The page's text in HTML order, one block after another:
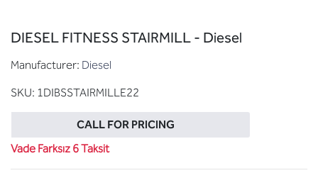
DIESEL FITNESS STAIRMILL - Diesel
Manufacturer: Diesel
SKU: 1DIBSSTAIRMILLE22
CALL FOR PRICING
Vade Farksız 6 Taksit